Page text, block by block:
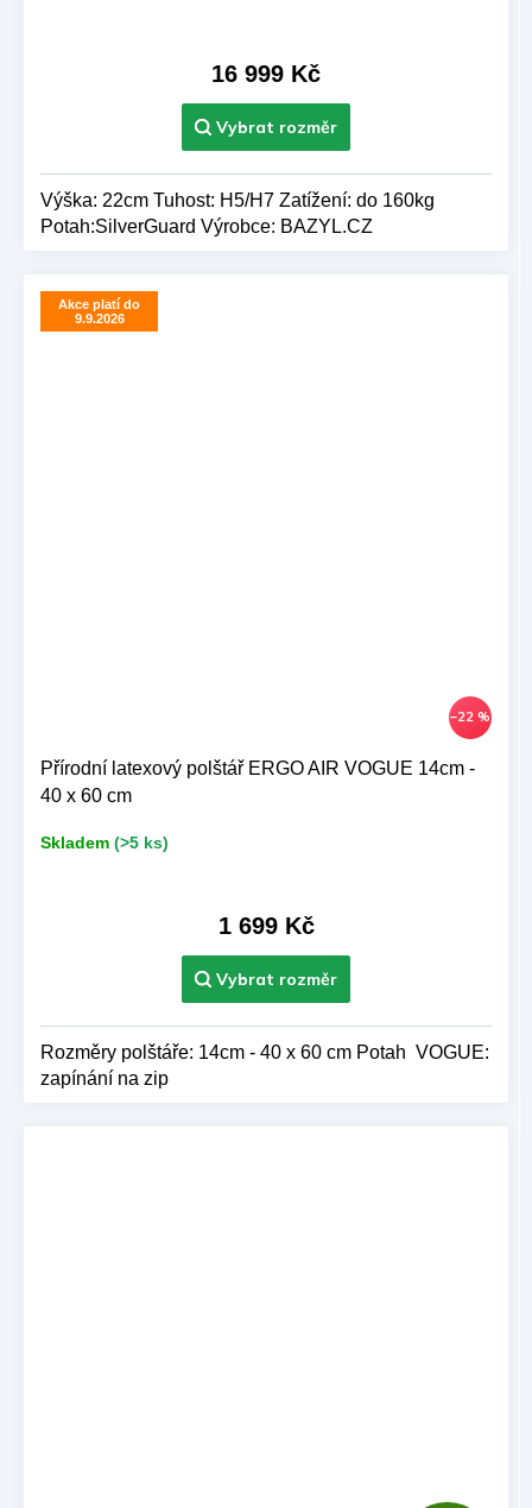
16 999 Kč
Výška: 22cm Tuhost: H5/H7 Zatížení: do 160kg
Potah:SilverGuard Výrobce: BAZYL.CZ
Akce platí do
9.9.2026
–22 %
Přírodní latexový polštář ERGO AIR VOGUE 14cm -
40 x 60 cm
Skladem (>5 ks)
1 699 Kč
Rozměry polštáře: 14cm - 40 x 60 cm Potah VOGUE:
zapínání na zip